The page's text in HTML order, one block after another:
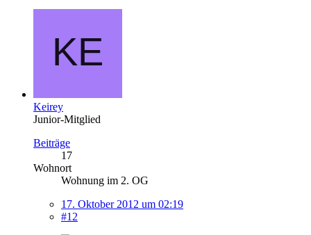
Keirey
Junior-Mitglied
Beiträge
17
Wohnort
Wohnung im 2. OG
17. Oktober 2012 um 02:19
#12